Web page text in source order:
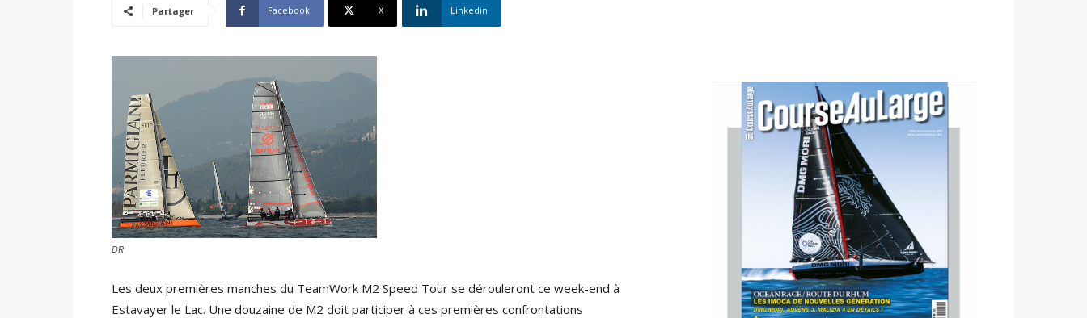
Partager Facebook X Linkedin
DR
Les deux premières manches du TeamWork M2 Speed Tour se dérouleront ce week-end à
Estavayer le Lac. Une douzaine de M2 doit participer à ces premières confrontations